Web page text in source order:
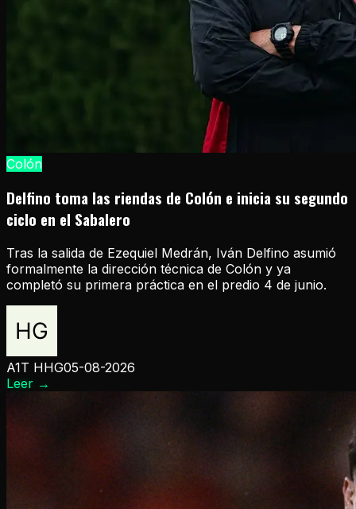
Colón
Delfino toma las riendas de Colón e inicia su segundo
ciclo en el Sabalero
Tras la salida de Ezequiel Medrán, Iván Delfino asumió
formalmente la dirección técnica de Colón y ya
completó su primera práctica en el predio 4 de junio.
A1T HHG05-08-2026
Leer →